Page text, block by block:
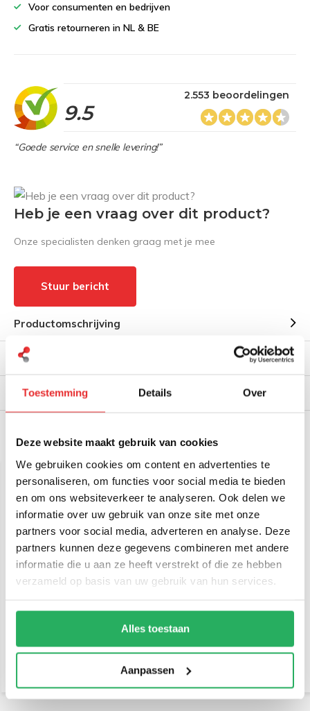
Toestemming Details Over
Deze website maakt gebruik van cookies
We gebruiken cookies om content en advertenties te
personaliseren, om functies voor social media te bieden
en om ons websiteverkeer te analyseren. Ook delen we
informatie over uw gebruik van onze site met onze
partners voor social media, adverteren en analyse. Deze
partners kunnen deze gegevens combineren met andere
informatie die u aan ze heeft verstrekt of die ze hebben
verzameld op basis van uw gebruik van hun services.
Alles toestaan
Aanpassen
Voor consumenten en bedrijven
Gratis retourneren in NL & BE
9.5
2.553 beoordelingen
“Goede service en snelle levering!”
Heb je een vraag over dit product?
Onze specialisten denken graag met je mee
Stuur bericht
Productomschrijving
Reviews
Verzendinformatie
Gerelateerde producten
RAM Mount sleutelknop
€ 41,28 Excl. btw
RAM Mount Pin-Lock™
€ 14,95
€ 12,36 Excl. btw